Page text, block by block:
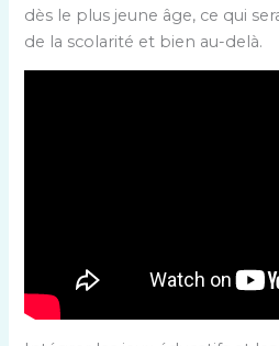
dès le plus jeune âge, ce qui
de la scolarité et bien au-delà.